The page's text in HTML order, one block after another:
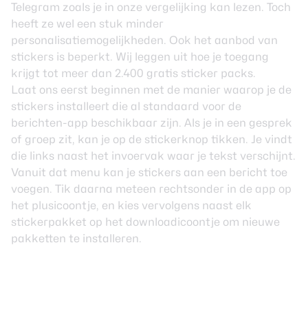
Telegram zoals je in onze vergelijking kan lezen. Toch
heeft ze wel een stuk minder
personalisatiemogelijkheden. Ook het aanbod van
stickers is beperkt. Wij leggen uit hoe je toegang
krijgt tot meer dan 2.400 gratis sticker packs.
Laat ons eerst beginnen met de manier waarop je de
stickers installeert die al standaard voor de
berichten-app beschikbaar zijn. Als je in een gesprek
of groep zit, kan je op de stickerknop tikken. Je vindt
die links naast het invoervak waar je tekst verschijnt.
Vanuit dat menu kan je stickers aan een bericht toe
voegen. Tik daarna meteen rechtsonder in de app op
het plusicoontje, en kies vervolgens naast elk
stickerpakket op het downloadicoontje om nieuwe
pakketten te installeren.